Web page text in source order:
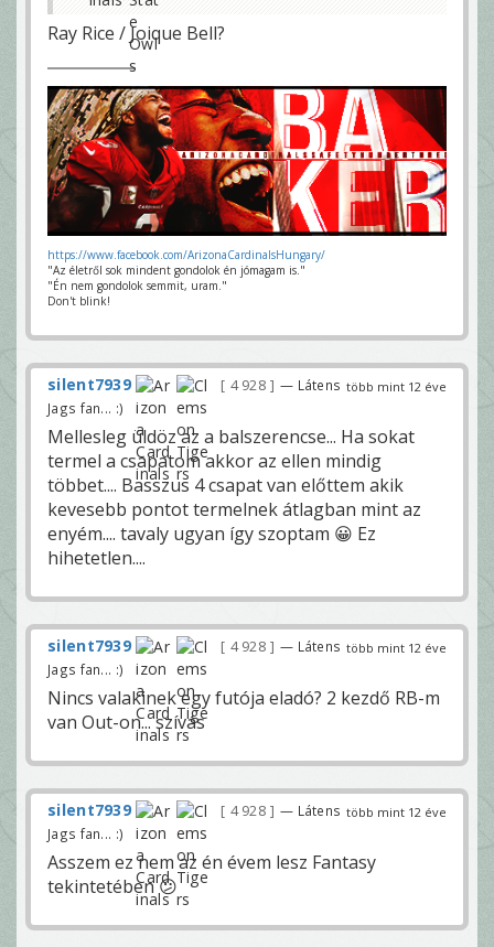
Ray Rice / Joique Bell?
https://www.facebook.com/ArizonaCardinalsHungary/
"Az életről sok mindent gondolok én jómagam is."
"Én nem gondolok semmit, uram."
Don't blink!
több mint 12 éve
silent7939 4 928
— Látens
Jags fan... :)
Mellesleg üldöz az a balszerencse... Ha sokat
termel a csapatom akkor az ellen mindig
többet.... Basszus 4 csapat van előttem akik
kevesebb pontot termelnek átlagban mint az
enyém.... tavaly ugyan így szoptam 😀 Ez
hihetetlen....
több mint 12 éve
silent7939 4 928
— Látens
Jags fan... :)
Nincs valakinek egy futója eladó? 2 kezdő RB-m
van Out-on... szívás
több mint 12 éve
silent7939 4 928
— Látens
Jags fan... :)
Asszem ez nem az én évem lesz Fantasy
tekintetében 😕